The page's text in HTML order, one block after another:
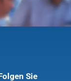
Sie